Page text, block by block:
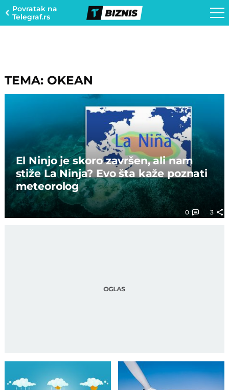
Povratak na
Telegraf.rs
TEMA: OKEAN
El Ninjo je skoro završen, ali nam
stiže La Ninja? Evo šta kaže poznati
meteorolog
0 3